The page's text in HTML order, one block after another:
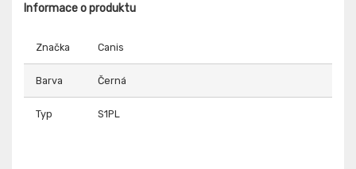
Informace o produktu
Značka Canis
Barva Černá
Typ S1PL